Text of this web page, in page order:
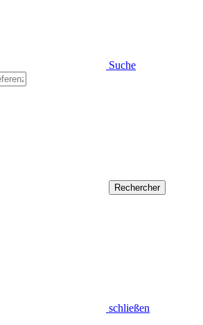
Suche
schließen